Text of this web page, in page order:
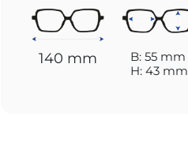
140 mm
B: 55 mm
H: 43 mm